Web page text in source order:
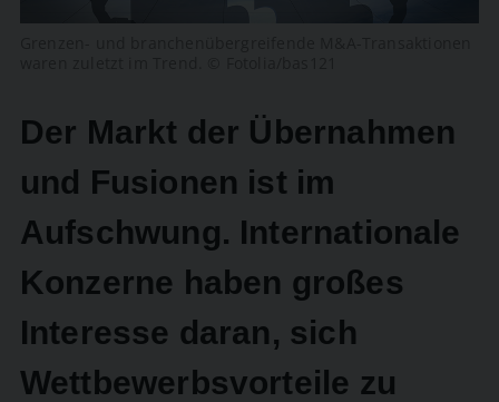
Der Markt der Übernahmen
und Fusionen ist im
Aufschwung. Internationale
Konzerne haben großes
Interesse daran, sich
Wettbewerbsvorteile zu